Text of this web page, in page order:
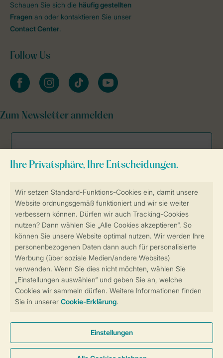
Sicherstellung Deiner Privatsphäre
Weitere Informationen und Einstellungen
Sicher und schnell zur Online-Buchung
Sichere Datenübertragung
Sicheres Bezahlen
Schauen Sie sich die häufig gestellten
Fragen an oder kontaktieren Sie unser
Contact Center.
Follow Us
facebookinstagramtiktok youtube
Zum Newsletter anmelden
Allgemeine Bedingungen Impressum
Cookies und Banner
Barrierefreiheit